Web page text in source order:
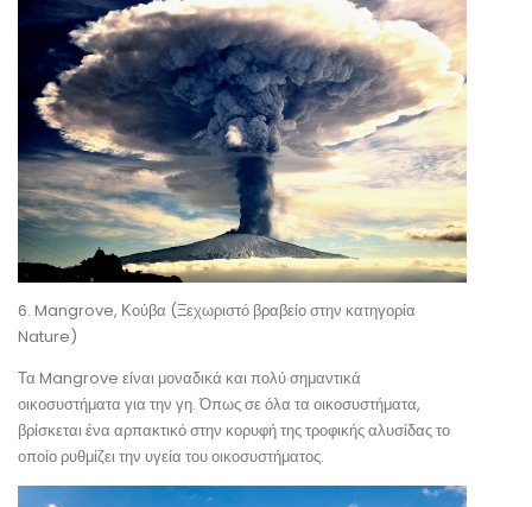
6. Mangrove, Κούβα (Ξεχωριστό βραβείο στην κατηγορία
Nature)
Τα Mangrove είναι μοναδικά και πολύ σημαντικά
οικοσυστήματα για την γη. Όπως σε όλα τα οικοσυστήματα,
βρίσκεται ένα αρπακτικό στην κορυφή της τροφικής αλυσίδας το
οποίο ρυθμίζει την υγεία του οικοσυστήματος.